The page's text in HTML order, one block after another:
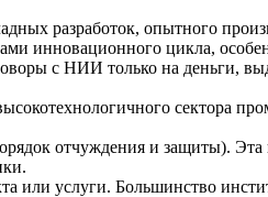
разработок, опытного
инновационного цикла,
с НИИ только на деньги,
сектора
отчуждения и защиты).
или услуги. Большинство